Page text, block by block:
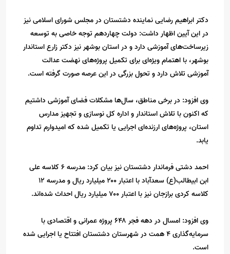
دکتر ابراهیم رضایی نماینده دشتستان در مجلس شورای اسلامی نیز
در این آیین اظهار داشت: دولت چهاردهم توجه خاصی به توسعه
زیرساخت‌های آموزشی دارد و در استان بوشهر نیز دکتر زارع استاندار
بوشهر، با اهتمام ویژه‌ای برای تکمیل پروژه‌های نهضت عدالت
آموزشی تلاش دارد و تحول بزرگی در این عرصه صورت گرفته است.
وی افزود: در برخی مناطق، سال‌ها مشکلات فضای آموزشی داشتیم
که اکنون با تلاش استاندار و اداره کل نوسازی و تجهیز مدارس
استان، پروژه‌های ارزنده‌ای اجرایی یا تکمیل شده که امیدوارم تداوم‌
یابد.
احمد دشتی فرماندار دشتستان نیز بیان کرد: مدرسه ۶ کلاسه علی
ابن ابیطالب(ع) سعدآباد با اعتبار ۲۰۰ میلیارد ریال و مدرسه ۱۲
کلاسه کردی برازجان نیز با اعتبار ۷۰۰ میلیارد ریال احداث شده‌اند.
وی افزود: امسال در دهه فجر ۶۴۸ پروژه عمرانی و اقتصادی با
سرمایه‌گذاری ۴ همت در شهرستان دشتستان افتتاح یا اجرایی شده
است.